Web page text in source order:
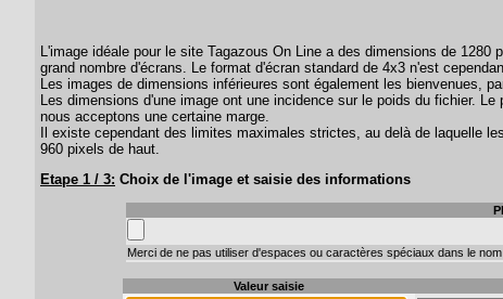
L'image idéale pour le site Tagazous On Line a des dimensions de
grand nombre d'écrans. Le format d'écran standard de 4x3 n'est
Les images de dimensions inférieures sont également les bienvenues,
Les dimensions d'une image ont une incidence sur le poids du fichier.
nous acceptons une certaine marge.
Il existe cependant des limites maximales strictes, au delà de laquelle
960 pixels de haut.
Etape 1 / 3: Choix de l'image et saisie des informations
Merci de ne pas utiliser d'espaces ou caractères spéciaux dans le nom
Valeur saisie